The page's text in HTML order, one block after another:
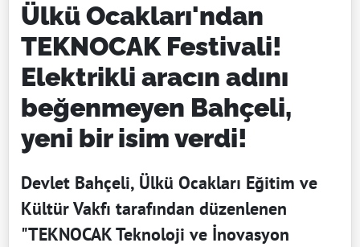
Ülkü Ocakları'ndan
TEKNOCAK Festivali!
Elektrikli aracın adını
beğenmeyen Bahçeli,
yeni bir isim verdi!
Devlet Bahçeli, Ülkü Ocakları Eğitim ve
Kültür Vakfı tarafından düzenlenen
"TEKNOCAK Teknoloji ve İnovasyon